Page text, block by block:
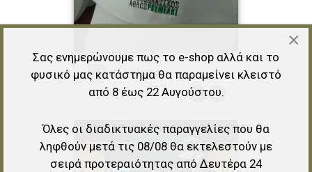
kapela24
×
Σας ενημερώνουμε πως το e-shop αλλά και το
φυσικό μας κατάστημα θα παραμείνει κλειστό
από 8 έως 22 Αυγούστου.
Όλες οι διαδικτυακές παραγγελίες που θα
ληφθούν μετά τις 08/08 θα εκτελεστούν με
σειρά προτεραιότητας από Δευτέρα 24